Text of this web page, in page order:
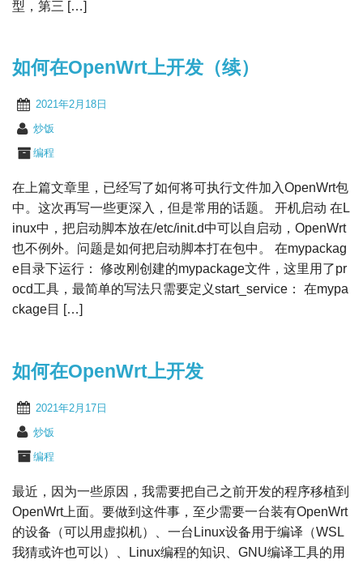
型，第三 […]
如何在OpenWrt上开发（续）
2021年2月18日
炒饭
编程
在上篇文章里，已经写了如何将可执行文件加入OpenWrt包
中。这次再写一些更深入，但是常用的话题。 开机启动 在L
inux中，把启动脚本放在/etc/init.d中可以自启动，OpenWrt
也不例外。问题是如何把启动脚本打在包中。 在mypackag
e目录下运行： 修改刚创建的mypackage文件，这里用了pr
ocd工具，最简单的写法只需要定义start_service： 在mypa
ckage目 […]
如何在OpenWrt上开发
2021年2月17日
炒饭
编程
最近，因为一些原因，我需要把自己之前开发的程序移植到
OpenWrt上面。要做到这件事，至少需要一台装有OpenWrt
的设备（可以用虚拟机）、一台Linux设备用于编译（WSL
我猜或许也可以）、Linux编程的知识、GNU编译工具的用